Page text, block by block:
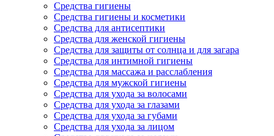
Средства гигиены
Средства гигиены и косметики
Средства для антисептики
Средства для женской гигиены
Средства для защиты от солнца и для загара
Средства для интимной гигиены
Средства для массажа и расслабления
Средства для мужской гигиены
Средства для ухода за волосами
Средства для ухода за глазами
Средства для ухода за губами
Средства для ухода за лицом